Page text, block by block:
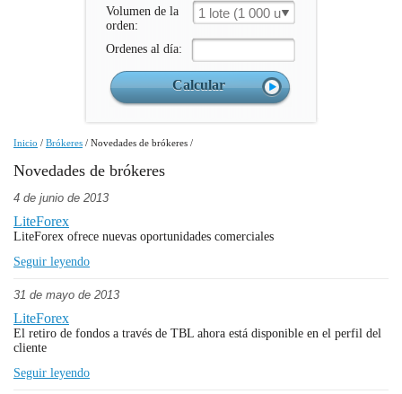
Volumen de la
orden:
1 lote (1 000 un.)
Ordenes al día:
Inicio / Brókeres / Novedades de brókeres /
Novedades de brókeres
4 de junio de 2013
LiteForex
LiteForex ofrece nuevas oportunidades comerciales
Seguir leyendo
31 de mayo de 2013
LiteForex
El retiro de fondos a través de TBL ahora está disponible en el perfil del
cliente
Seguir leyendo